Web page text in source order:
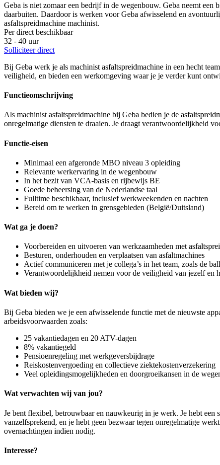
Geba is niet zomaar een bedrijf in de wegenbouw. Geba neemt een
daarbuiten. Daardoor is werken voor Geba afwisselend en
asfaltspreidmachine machinist.
Per direct beschikbaar
32 - 40 uur
Solliciteer direct
Bij Geba werk je als machinist asfaltspreidmachine in een hecht
veiligheid, en bieden een werkomgeving waar je je verder kunt
Functieomschrijving
Als machinist asfaltspreidmachine bij Geba bedien je de
onregelmatige diensten te draaien. Je draagt verantwoordelijkheid
Functie-eisen
Minimaal een afgeronde MBO niveau 3 opleiding
Relevante werkervaring in de wegenbouw
In het bezit van VCA-basis en rijbewijs BE
Goede beheersing van de Nederlandse taal
Fulltime beschikbaar, inclusief werkweekenden en nachten
Bereid om te werken in grensgebieden (België/Duitsland)
Wat ga je doen?
Voorbereiden en uitvoeren van werkzaamheden met
Besturen, onderhouden en verplaatsen van asfaltmachines
Actief communiceren met je collega’s in het team, zoals de
Verantwoordelijkheid nemen voor de veiligheid van jezelf en
Wat bieden wij?
Bij Geba bieden we je een afwisselende functie met de nieuwste
arbeidsvoorwaarden zoals:
25 vakantiedagen en 20 ATV-dagen
8% vakantiegeld
Pensioenregeling met werkgeversbijdrage
Reiskostenvergoeding en collectieve ziektekostenverzekering
Veel opleidingsmogelijkheden en doorgroeikansen in de
Wat verwachten wij van jou?
Je bent flexibel, betrouwbaar en nauwkeurig in je werk. Je hebt
vanzelfsprekend, en je hebt geen bezwaar tegen onregelmatige
overnachtingen indien nodig.
Interesse?